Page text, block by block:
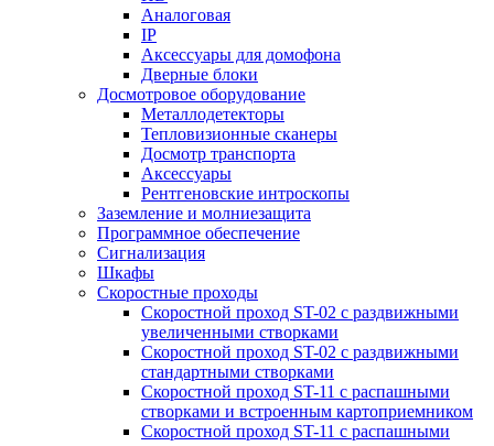
Аналоговая
IP
Аксессуары для домофона
Дверные блоки
Досмотровое оборудование
Металлодетекторы
Тепловизионные сканеры
Досмотр транспорта
Аксессуары
Рентгеновские интроскопы
Заземление и молниезащита
Программное обеспечение
Сигнализация
Шкафы
Скоростные проходы
Скоростной проход ST-02 с раздвижными
увеличенными створками
Скоростной проход ST-02 с раздвижными
стандартными створками
Скоростной проход ST-11 с распашными
створками и встроенным картоприемником
Скоростной проход ST-11 с распашными